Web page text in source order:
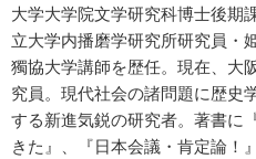
大学大学院文学研究科博士後期
立大学内播磨学研究所研究員・
獨協大学講師を歴任。現在、大
究員。現代社会の諸問題に歴史
する新進気鋭の研究者。著書に
きた』、『日本会議・肯定論